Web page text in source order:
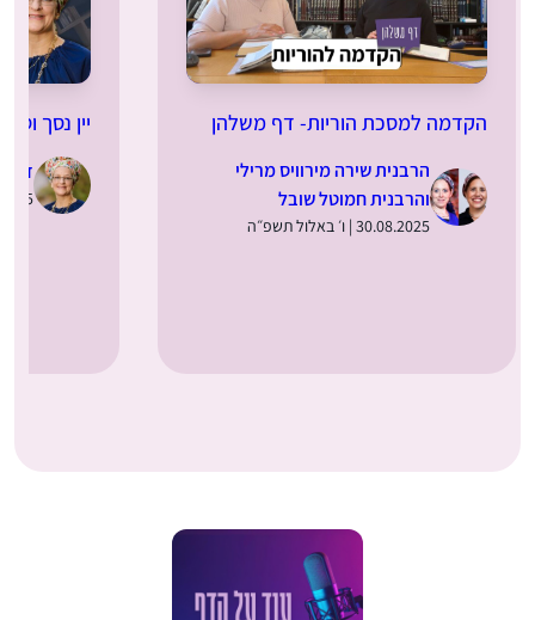
הקדמה למסכת הוריות- דף משלהן
הרבנית שירה מירוויס מרילי
והרבנית חמוטל שובל
30.08.2025 | ו׳ באלול תשפ״ה
יין נסך
ד”ר
28.08.2025